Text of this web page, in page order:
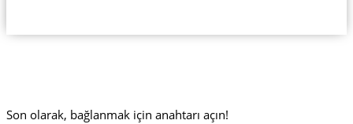
Son olarak, bağlanmak için anahtarı açın!